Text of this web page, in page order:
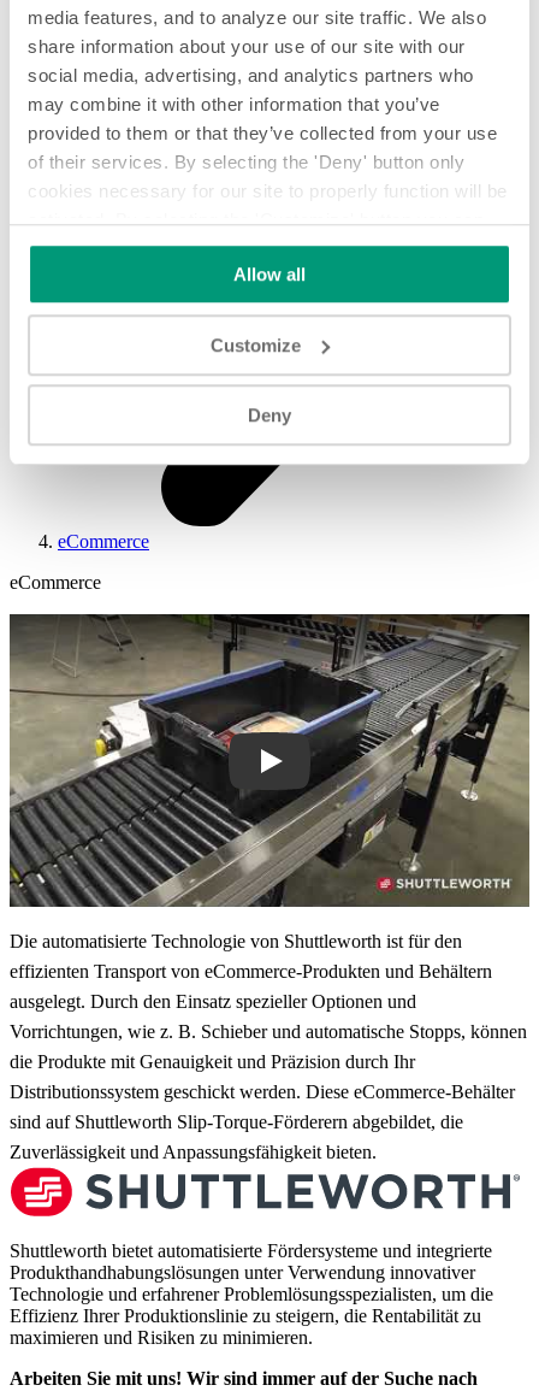
media features, and to analyze our site traffic. We also
share information about your use of our site with our
social media, advertising, and analytics partners who
may combine it with other information that you’ve
provided to them or that they’ve collected from your use
of their services. By selecting the 'Deny' button only
cookies necessary for our site to properly function will be
activated. By selecting the 'Customize' button you can
choose the individual categories of cookies you want to
Read the complete cookie policy.
Allow all
Customize
Deny
eCommerce
eCommerce
eCommerce
Play
Die automatisierte Technologie von Shuttleworth ist für den
effizienten Transport von eCommerce-Produkten und Behältern
ausgelegt. Durch den Einsatz spezieller Optionen und
Vorrichtungen, wie z. B. Schieber und automatische Stopps, können
die Produkte mit Genauigkeit und Präzision durch Ihr
Distributionssystem geschickt werden. Diese eCommerce-Behälter
sind auf Shuttleworth Slip-Torque-Förderern abgebildet, die
Zuverlässigkeit und Anpassungsfähigkeit bieten.
Shuttleworth bietet automatisierte Fördersysteme und integrierte
Produkthandhabungslösungen unter Verwendung innovativer
Technologie und erfahrener Problemlösungsspezialisten, um die
Effizienz Ihrer Produktionslinie zu steigern, die Rentabilität zu
maximieren und Risiken zu minimieren.
Arbeiten Sie mit uns! Wir sind immer auf der Suche nach